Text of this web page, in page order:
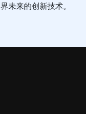
界未来的创新技术。